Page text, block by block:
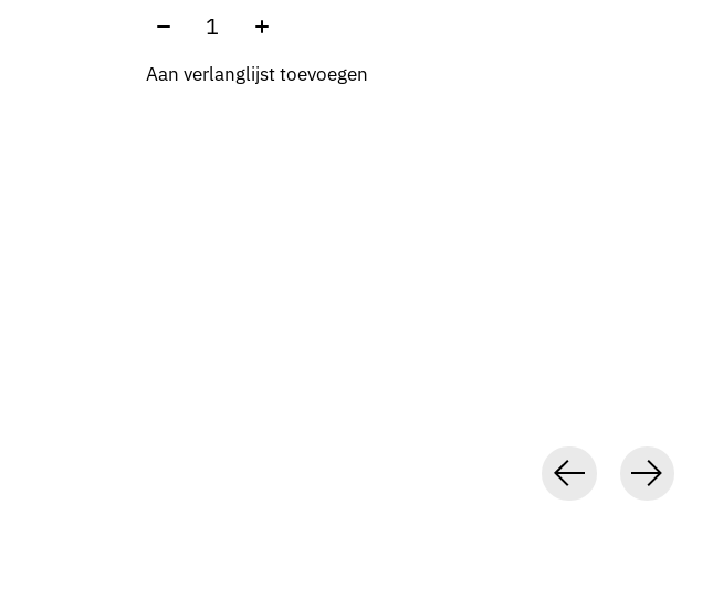
Aantal:
Aan verlanglijst toevoegen